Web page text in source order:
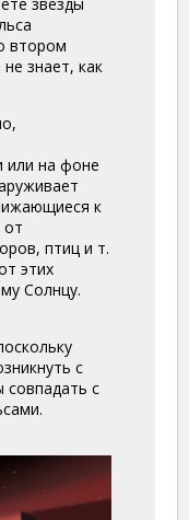
втором
знает, как
или на фоне
к
от
птиц и т.
этих
Солнцу.
с
с